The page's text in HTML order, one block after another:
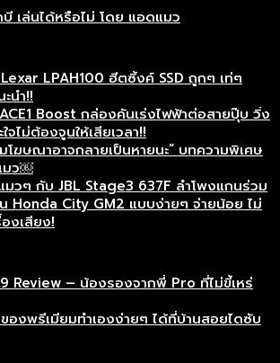
บี เล่นได้หรือไม่ โดย แอดแมว
LPAH100 ฮีตซิ้งค์ SSD ถูกๆ เท่ๆ
นำ!!
Boost กล่องคันเร่งไฟฟ้าต่อสายปุ๊บ วิ่ง
จไม่ต้องจูนให้เสียเวลา!!
โฆษณาอาจกลายเป็นหายนะ” บทความพิเศษ
มว￼
มวๆ กับ JBL Stage3 637F ลำโพงแกนร่วม
Honda City GM2 แบบง่ายๆ จ่ายน้อย ไม่
งเสียง!
Review – น้องรองจากพี่ Pro ที่ไม่ขี้เหร่
องพรีเมียมทำเองง่ายๆ ได้ที่บ้านสอยไดซับ